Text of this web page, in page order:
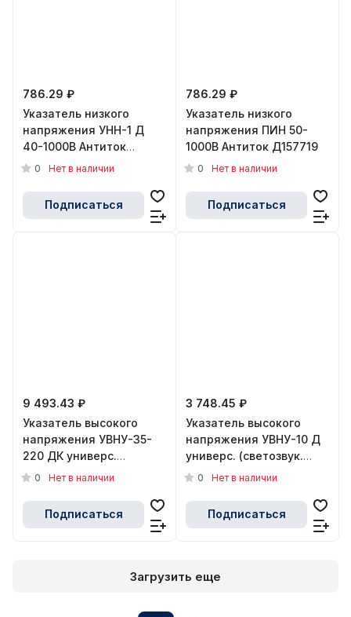
786.29 ₽
Указатель низкого
напряжения УНН-1 Д
40-1000В Антиток
Д157697
0 Нет в наличии
Подписаться
786.29 ₽
Указатель низкого
напряжения ПИН 50-
1000В Антиток Д157719
0 Нет в наличии
Подписаться
9 493.43 ₽
Указатель высокого
напряжения УВНУ-35-
220 ДК универс.
(светозвук. индикация
питания самопроверка
контактно-
сигнализатора) Антиток
0 Нет в наличии
Подписаться
3 748.45 ₽
Указатель высокого
напряжения УВНУ-10 Д
универс. (светозвук.
индикация встроен.
самопроверка) Антиток
Д157681
0 Нет в наличии
Подписаться
Загрузить еще